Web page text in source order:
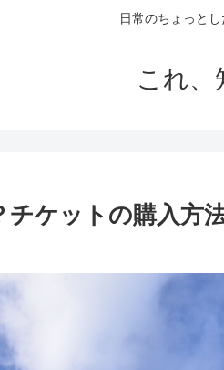
日常のちょっと
これ、
チケットの購入方